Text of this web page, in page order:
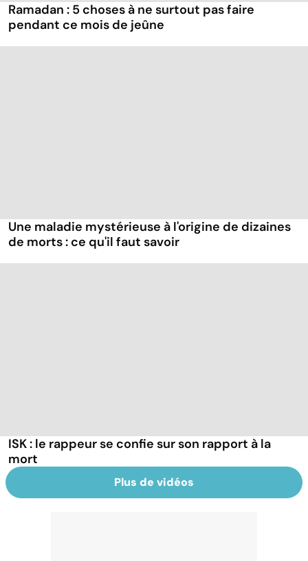
Ramadan : 5 choses à ne surtout pas faire
pendant ce mois de jeûne
Une maladie mystérieuse à l'origine de dizaines
de morts : ce qu'il faut savoir
ISK : le rappeur se confie sur son rapport à la
mort
Plus de vidéos